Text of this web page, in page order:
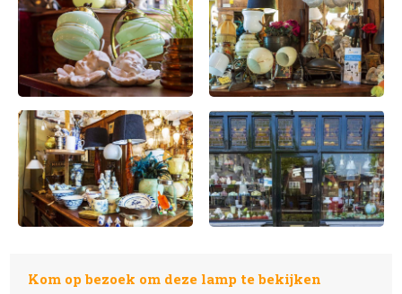
Kom op bezoek om deze lamp te bekijken